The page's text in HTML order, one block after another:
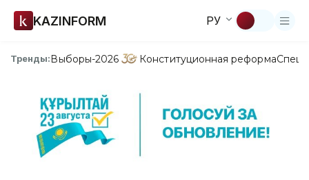
KAZINFORM РУ
Тренды:Выборы-2026 Конституционная реформа